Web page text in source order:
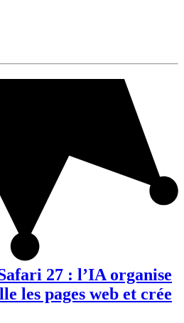
27 : l’IA organise
les pages web et crée